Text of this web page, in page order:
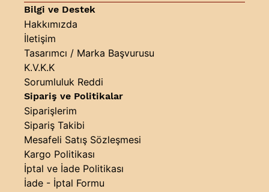
Bilgi ve Destek
Hakkımızda
İletişim
Tasarımcı / Marka Başvurusu
K.V.K.K
Sorumluluk Reddi
Sipariş ve Politikalar
Siparişlerim
Sipariş Takibi
Mesafeli Satış Sözleşmesi
Kargo Politikası
İptal ve İade Politikası
İade - İptal Formu